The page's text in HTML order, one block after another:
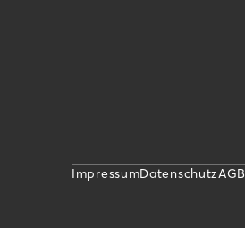
ImpressumDatenschutzAGB